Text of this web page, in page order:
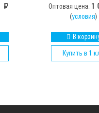
₽ Оптовая цена: 1
(условия)
В
Купить в 1